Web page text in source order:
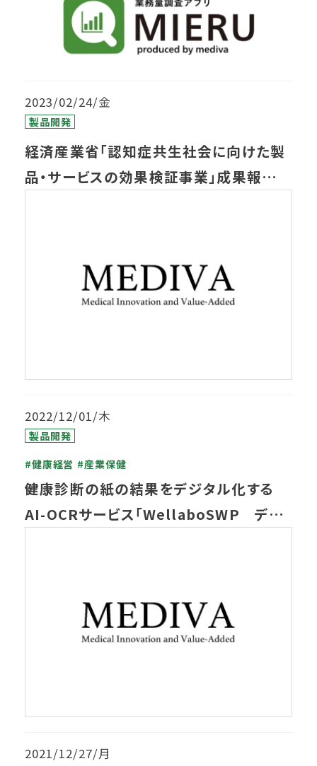
2023/02/24/金
製品開発
経済産業省「認知症共生社会に向けた製
品・サービスの効果検証事業」成果報告会
2022/12/01/木
製品開発
#健康経営 #産業保健
健康診断の紙の結果をデジタル化する
AI-OCRサービス「WellaboSWP デジ
2021/12/27/月